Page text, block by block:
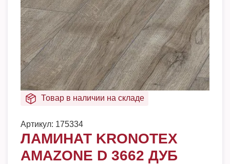
Товар в наличии на складе
Артикул: 175334
ЛАМИНАТ KRONOTEX
AMAZONE D 3662 ДУБ